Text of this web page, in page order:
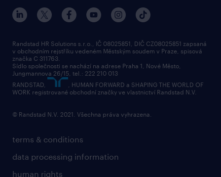
social responsibility
press releases
contacts & branches
terms & conditions
data processing information
human rights
Randstad HR Solutions s.r.o., IČ 08025851, DIČ CZ08025851 zapsaná
v obchodním rejstříku vedeném Městským soudem v Praze, spisová
značka C 311763.
Sídlo společnosti se nachází na adrese Praha 1, Nové Město,
Jungmannova 26/15, tel.: 222 210 013
RANDSTAD,
, HUMAN FORWARD a SHAPING THE WORLD OF
WORK registrované obchodní značky ve vlastnictví Randstad N.V.
© Randstad N.V. 2021. Všechna práva vyhrazena.